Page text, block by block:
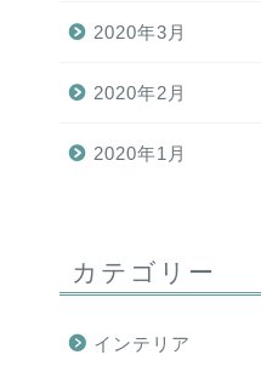
2020年3月
2020年2月
2020年1月
カテゴリー
インテリア